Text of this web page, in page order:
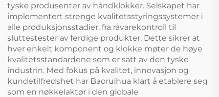
tyske produsenter av håndklokker. Selskapet har
implementert strenge kvalitetsstyringssystemer i
alle produksjonsstadier, fra råvarekontroll til
sluttestester av ferdige produkter. Dette sikrer at
hver enkelt komponent og klokke møter de høye
kvalitetsstandardene som er satt av den tyske
industrin. Med fokus på kvalitet, innovasjon og
kundetilfredshet har Baoruihua klart å etablere seg
som en nøkkelaktør i den globale